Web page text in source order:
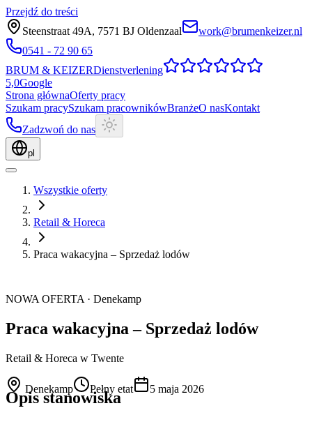
Przejdź do treści
Steenstraat 49A, 7571 BJ Oldenzaal
work@brumenkeizer.nl
0541 - 72 90 65
BRUM & KEIZERDienstverlening
5,0Google
Strona głównaOferty pracy
Szukam pracySzukam pracownikówBranżeO nasKontakt
Zadzwoń do nas
pl
Wszystkie oferty
Retail & Horeca
Praca wakacyjna – Sprzedaż lodów
NOWA OFERTA · Denekamp
Praca wakacyjna – Sprzedaż lodów
Retail & Horeca w Twente
Denekamp Pełny etat 5 maja 2026
Opis stanowiska